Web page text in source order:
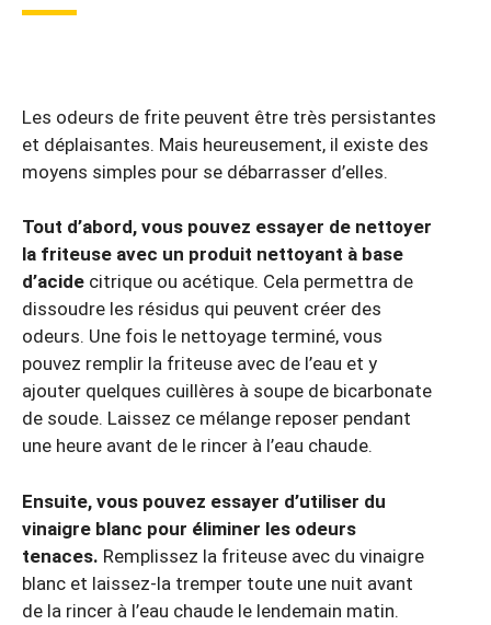
Les odeurs de frite peuvent être très persistantes
et déplaisantes. Mais heureusement, il existe des
moyens simples pour se débarrasser d’elles.
Tout d’abord, vous pouvez essayer de nettoyer
la friteuse avec un produit nettoyant à base
d’acide citrique ou acétique. Cela permettra de
dissoudre les résidus qui peuvent créer des
odeurs. Une fois le nettoyage terminé, vous
pouvez remplir la friteuse avec de l’eau et y
ajouter quelques cuillères à soupe de bicarbonate
de soude. Laissez ce mélange reposer pendant
une heure avant de le rincer à l’eau chaude.
Ensuite, vous pouvez essayer d’utiliser du
vinaigre blanc pour éliminer les odeurs
tenaces. Remplissez la friteuse avec du vinaigre
blanc et laissez-la tremper toute une nuit avant
de la rincer à l’eau chaude le lendemain matin.